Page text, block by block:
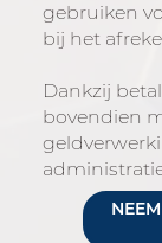
gebruiken
bij het
Dankzij
bovendien